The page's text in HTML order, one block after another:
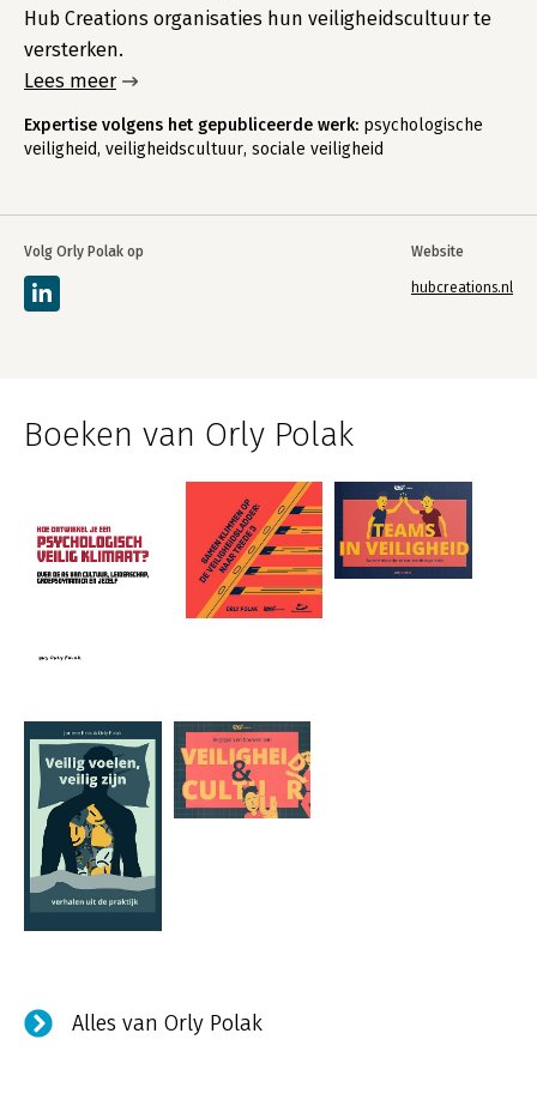
Volg Orly Polak op Website
hubcreations.nl
Hub Creations organisaties hun veiligheidscultuur te
versterken.
Lees meer
Expertise volgens het gepubliceerde werk: psychologische
veiligheid, veiligheidscultuur, sociale veiligheid
Boeken van Orly Polak
Alles van Orly Polak